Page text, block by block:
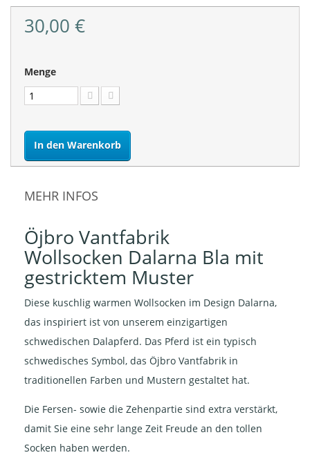
30,00 €
Menge
In den Warenkorb
MEHR INFOS
Öjbro Vantfabrik
Wollsocken Dalarna Bla mit
gestricktem Muster
Diese kuschlig warmen Wollsocken im Design Dalarna,
das inspiriert ist von unserem einzigartigen
schwedischen Dalapferd. Das Pferd ist ein typisch
schwedisches Symbol, das Öjbro Vantfabrik in
traditionellen Farben und Mustern gestaltet hat.
Die Fersen- sowie die Zehenpartie sind extra verstärkt,
damit Sie eine sehr lange Zeit Freude an den tollen
Socken haben werden.